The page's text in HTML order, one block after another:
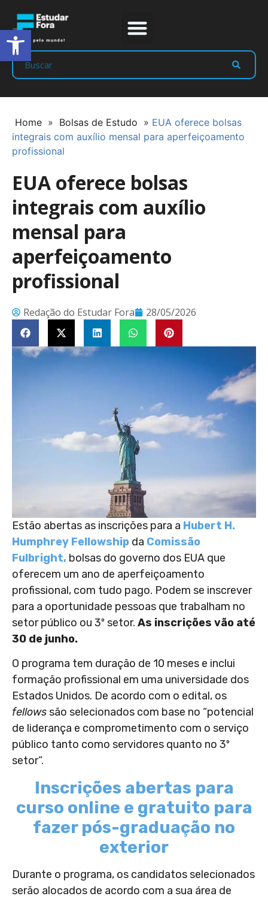
Home » Bolsas de Estudo » EUA oferece bolsas
integrais com auxílio mensal para aperfeiçoamento
profissional
EUA oferece bolsas
integrais com auxílio
mensal para
aperfeiçoamento
profissional
Redação do Estudar Fora 28/05/2026
Estão abertas as inscrições para a Hubert H.
Humphrey Fellowship da Comissão
Fulbright, bolsas do governo dos EUA que
oferecem um ano de aperfeiçoamento
profissional, com tudo pago. Podem se inscrever
para a oportunidade pessoas que trabalham no
setor público ou 3º setor. As inscrições vão até
30 de junho.
O programa tem duração de 10 meses e inclui
formação profissional em uma universidade dos
Estados Unidos. De acordo com o edital, os
fellowssão selecionados com base no “potencial
de liderança e comprometimento com o serviço
público tanto como servidores quanto no 3º
setor”.
Inscrições abertas para
curso online e gratuito para
fazer pós-graduação no
exterior
Durante o programa, os candidatos selecionados
serão alocados de acordo com a sua área de
Abrir a barra de ferramentas